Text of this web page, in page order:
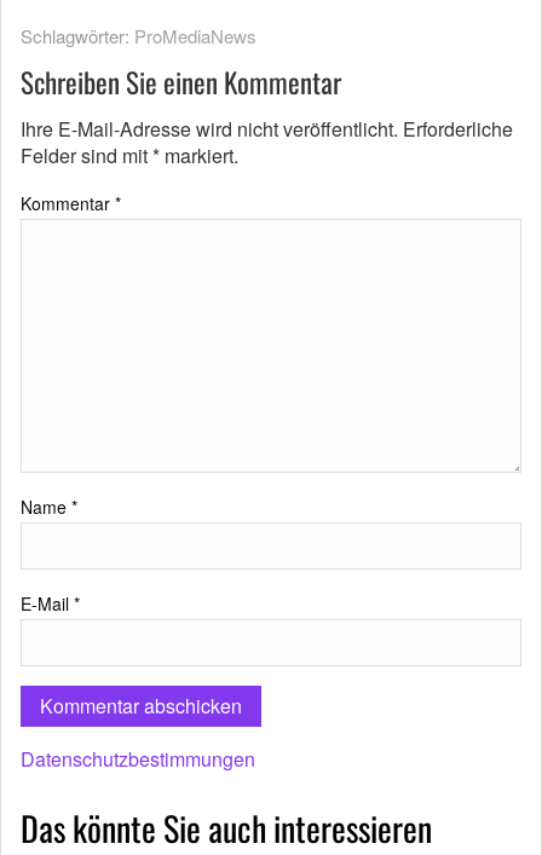
Schlagwörter: ProMediaNews
Schreiben Sie einen Kommentar
Ihre E-Mail-Adresse wird nicht veröffentlicht. Erforderliche
Felder sind mit* markiert.
Kommentar *
Name *
E-Mail *
Datenschutzbestimmungen
Das könnte Sie auch interessieren